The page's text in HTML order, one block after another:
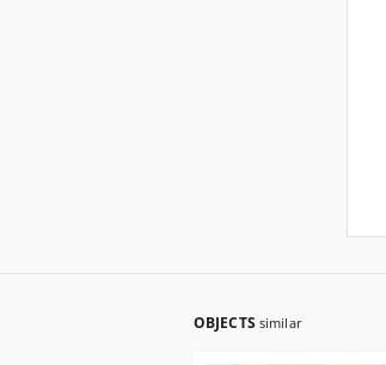
OBJECTS similar